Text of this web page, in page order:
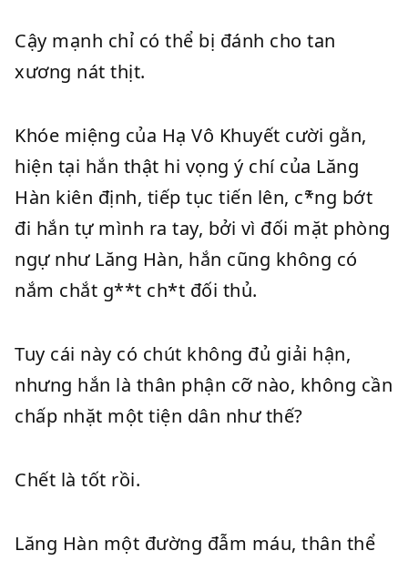
Cậy mạnh chỉ có thể bị đánh cho tan
xương nát thịt.
Khóe miệng của Hạ Vô Khuyết cười gằn,
hiện tại hắn thật hi vọng ý chí của Lăng
Hàn kiên định, tiếp tục tiến lên, c*̃ng bớt
đi hắn tự mình ra tay, bởi vì đối mặt phòng
ngự như Lăng Hàn, hắn cũng không có
nắm chắt g**t ch*t đối thủ.
Tuy cái này có chút không đủ giải hận,
nhưng hắn là thân phận cỡ nào, không cần
chấp nhặt một tiện dân như thế?
Chết là tốt rồi.
Lăng Hàn một đường đẫm máu, thân thể